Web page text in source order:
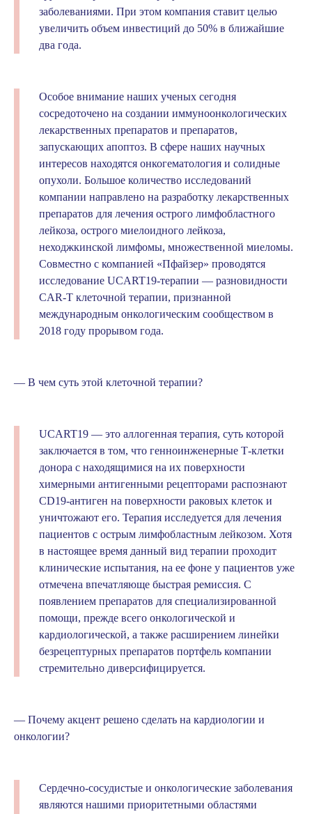
заболеваниями. При этом компания ставит целью
увеличить объем инвестиций до 50% в ближайшие
два года.
Особое внимание наших ученых сегодня
сосредоточено на создании иммуноонкологических
лекарственных препаратов и препаратов,
запускающих апоптоз. В сфере наших научных
интересов находятся онкогематология и солидные
опухоли. Большое количество исследований
компании направлено на разработку лекарственных
препаратов для лечения острого лимфобластного
лейкоза, острого миелоидного лейкоза,
неходжкинской лимфомы, множественной миеломы.
Совместно с компанией «Пфайзер» проводятся
исследование UCART19-терапии — разновидности
CAR-T клеточной терапии, признанной
международным онкологическим сообществом в
2018 году прорывом года.
— В чем суть этой клеточной терапии?
UCART19 — это аллогенная терапия, суть которой
заключается в том, что генноинженерные Т-клетки
донора с находящимися на их поверхности
химерными антигенными рецепторами распознают
CD19-антиген на поверхности раковых клеток и
уничтожают его. Терапия исследуется для лечения
пациентов с острым лимфобластным лейкозом. Хотя
в настоящее время данный вид терапии проходит
клинические испытания, на ее фоне у пациентов уже
отмечена впечатляюще быстрая ремиссия. С
появлением препаратов для специализированной
помощи, прежде всего онкологической и
кардиологической, а также расширением линейки
безрецептурных препаратов портфель компании
стремительно диверсифицируется.
— Почему акцент решено сделать на кардиологии и
онкологии?
Сердечно-сосудистые и онкологические заболевания
являются нашими приоритетными областями